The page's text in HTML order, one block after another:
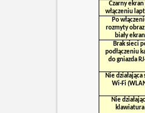
Czarny ekran
włączeniu
Po
rozmyty
biały ekran
Brak sieci
podłączeniu
do gniazda
Nie działająca
Wi-Fi
Nie
klawiatura